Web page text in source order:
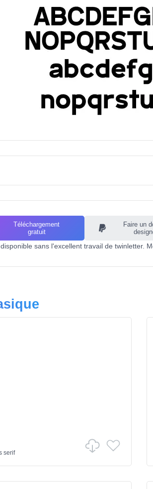
Téléchargement
gratuit
Faire un
sans l'excellent travail de twinletter.
serif